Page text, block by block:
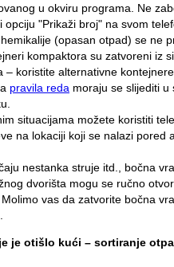
o otpadu
portal
kalendara itd.
u okviru programa. Ne
opciju "Prikaži broj" na svom
hemikalije (opasan otpad) se ne
kompaktora su zatvoreni iz
– koristite alternativne kontejnere.
pravila reda moraju se slijediti u
situacijama možete koristiti
na lokaciji koji se nalazi pored
nestanka struje itd., bočna
dvorišta mogu se ručno
vas da zatvorite bočna
je otišlo kući – sortiranje